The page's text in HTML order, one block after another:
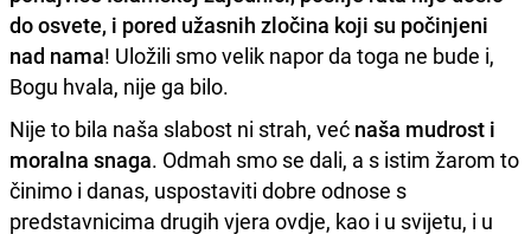
do osvete, i pored užasnih zločina koji su počinjeni
nad nama! Uložili smo velik napor da toga ne bude i,
Bogu hvala, nije ga bilo.
Nije to bila naša slabost ni strah, već naša mudrost i
moralna snaga. Odmah smo se dali, a s istim žarom to
činimo i danas, uspostaviti dobre odnose s
predstavnicima drugih vjera ovdje, kao i u svijetu, i u